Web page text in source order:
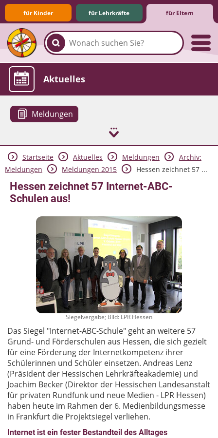
für Kinder für Lehrkräfte für Eltern
Familie & Medien
Spieletipps & Lernsoftware
Die Jüngsten im Netz
Lexikon
Aktuelles
Meldungen
Startseite Aktuelles Meldungen
Archiv:
Meldungen
Meldungen 2015 Hessen zeichnet 57 ...
Hessen zeichnet 57 Internet-ABC-
Schulen aus!
Siegelvergabe; Bild: LPR Hessen
Das Siegel "Internet-ABC-Schule" geht an weitere 57
Grund- und Förderschulen aus Hessen, die sich gezielt
für eine Förderung der Internetkompetenz ihrer
Schülerinnen und Schüler einsetzen. Andreas Lenz
(Präsident der Hessischen Lehrkräfteakademie) und
Joachim Becker (Direktor der Hessischen Landesanstalt
für privaten Rundfunk und neue Medien - LPR Hessen)
haben heute im Rahmen der 6. Medienbildungsmesse
in Frankfurt die Projektsiegel verliehen.
Internet ist ein fester Bestandteil des Alltages